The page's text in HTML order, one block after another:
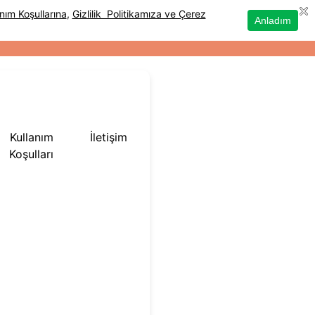
Kullanım
Koşulları
İletişim